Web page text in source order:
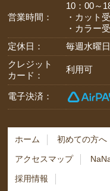
営業時間：
10：00～
・カット
・カラー
定休日：
毎週水曜日
クレジット
カード：
利用可
電子決済：
ホーム 初めての方へ
アクセスマップ
採用情報